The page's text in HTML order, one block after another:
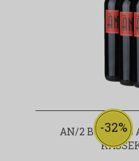
-32%
AN/2 BODEGAS